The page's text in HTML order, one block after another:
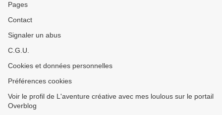
Pages
Contact
Signaler un abus
C.G.U.
Cookies et données personnelles
Préférences cookies
Voir le profil de L'aventure créative avec mes loulous sur le portail
Overblog